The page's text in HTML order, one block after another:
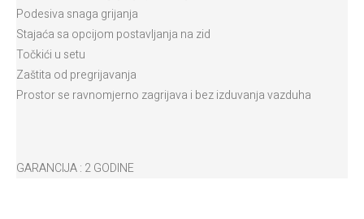
Podesiva snaga grijanja
Stajaća sa opcijom postavljanja na zid
Točkići u setu
Zaštita od pregrijavanja
Prostor se ravnomjerno zagrijava i bez izduvanja vazduha
GARANCIJA : 2 GODINE